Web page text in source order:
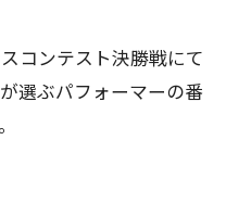
コンテスト決勝戦にて
選ぶパフォーマーの番